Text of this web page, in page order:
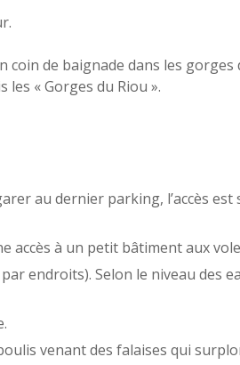
de baignade dans les gorges
« Gorges du Riou ».
au dernier parking, l’accès est
accès à un petit bâtiment aux
endroits). Selon le niveau des
venant des falaises qui